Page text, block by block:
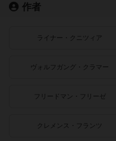
作者
ライナー・クニツィア
ヴォルフガング・クラマー
フリードマン・フリーゼ
クレメンス・フランツ